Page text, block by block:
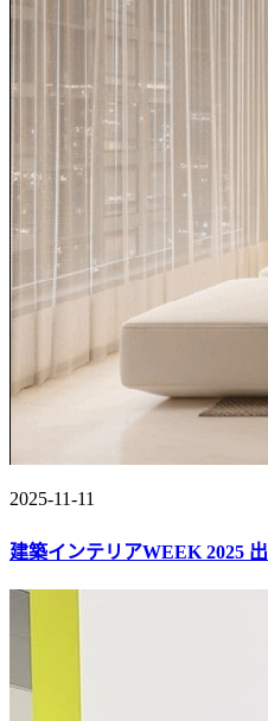
2025-11-11
建築インテリアWEEK 2025